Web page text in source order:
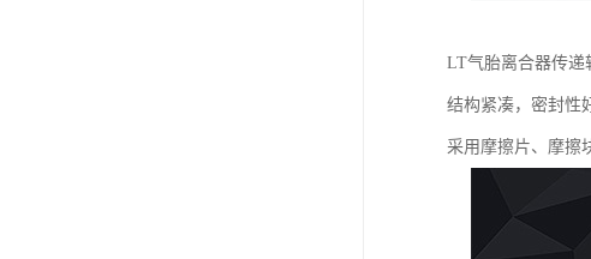
LT气胎离合器传递
结构紧凑，密封性
采用摩擦片、摩擦